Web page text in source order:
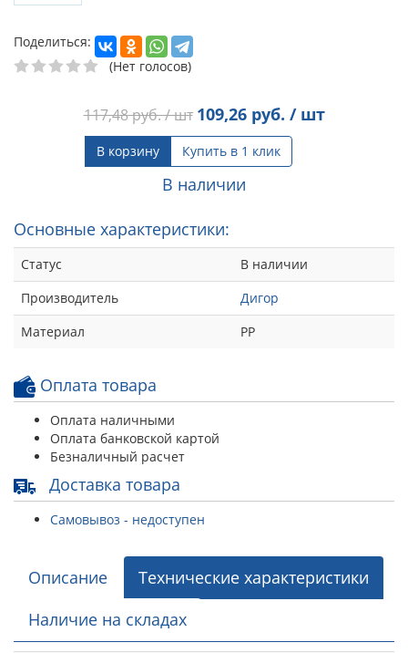
Поделиться:
(Нет голосов)
117,48руб. / шт 109,26руб. / шт
В корзину Купить в 1 клик
В наличии
Основные характеристики:
Статус
В наличии
Производитель
Дигор
Материал
РР
Оплата товара
Оплата наличными
Оплата банковской картой
Безналичный расчет
Доставка товара
Самовывоз - недоступен
Описание
Технические характеристики
Наличие на складах